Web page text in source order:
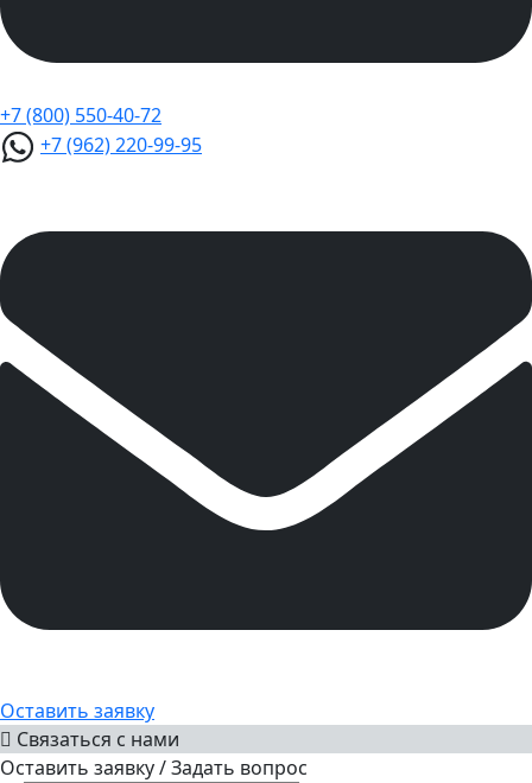
+7 (800) 550-40-72
+7 (962) 220-99-95
Оставить заявку
Связаться с нами
Оставить заявку / Задать вопрос